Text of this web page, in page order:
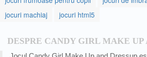
jocuri machiaj
jocuri html5
DESPRE CANDY GIRL MAKE UP